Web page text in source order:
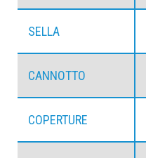
SELLA
CANNOTTO
COPERTURE